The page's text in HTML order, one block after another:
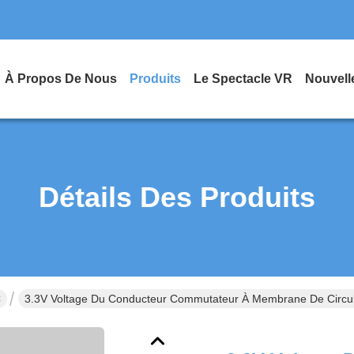
À Propos De Nous Produits Le Spectacle VR
Détails Des Produits
3.3V Voltage Du Conducteur Commutateur À Membrane De